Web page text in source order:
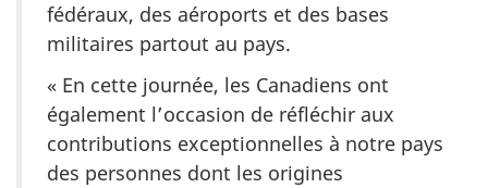
fédéraux, des aéroports et des bases
militaires partout au pays.
« En cette journée, les Canadiens ont
également l’occasion de réfléchir aux
contributions exceptionnelles à notre pays
des personnes dont les origines